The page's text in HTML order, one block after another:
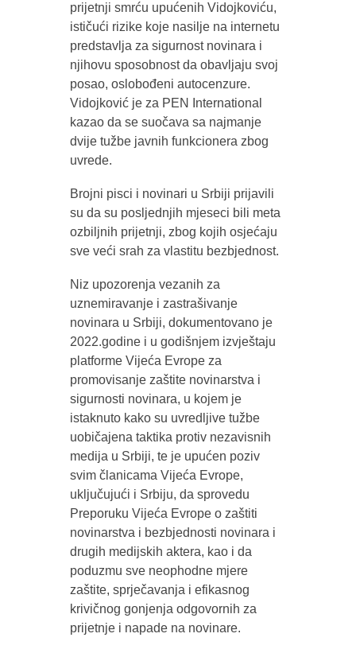
prijetnji smrću upućenih Vidojkoviću,
ističući rizike koje nasilje na internetu
predstavlja za sigurnost novinara i
njihovu sposobnost da obavljaju svoj
posao, oslobođeni autocenzure.
Vidojković je za PEN International
kazao da se suočava sa najmanje
dvije tužbe javnih funkcionera zbog
uvrede.
Brojni pisci i novinari u Srbiji prijavili
su da su posljednjih mjeseci bili meta
ozbiljnih prijetnji, zbog kojih osjećaju
sve veći srah za vlastitu bezbjednost.
Niz upozorenja vezanih za
uznemiravanje i zastrašivanje
novinara u Srbiji, dokumentovano je
2022.godine i u godišnjem izvještaju
platforme Vijeća Evrope za
promovisanje zaštite novinarstva i
sigurnosti novinara, u kojem je
istaknuto kako su uvredljive tužbe
uobičajena taktika protiv nezavisnih
medija u Srbiji, te je upućen poziv
svim članicama Vijeća Evrope,
uključujući i Srbiju, da sprovedu
Preporuku Vijeća Evrope o zaštiti
novinarstva i bezbjednosti novinara i
drugih medijskih aktera, kao i da
poduzmu sve neophodne mjere
zaštite, sprječavanja i efikasnog
krivičnog gonjenja odgovornih za
prijetnje i napade na novinare.